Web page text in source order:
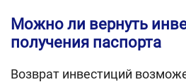
Можно ли вернуть
получения паспорта
Возврат инвестиций